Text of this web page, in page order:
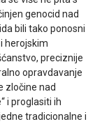
genocid nad
bili tako ponosni
herojskim
preciznije
opravdavanje
zločine nad
i proglasiti ih
tradicionalne i